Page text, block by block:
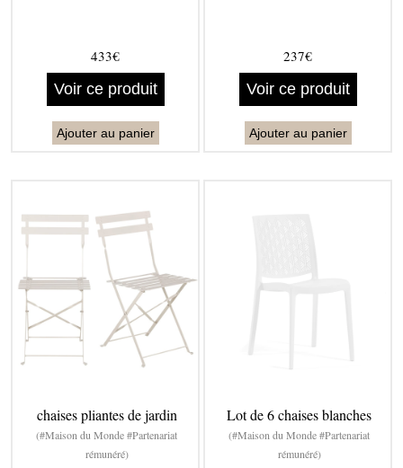
433€
Voir ce produit
Ajouter au panier
237€
Voir ce produit
Ajouter au panier
chaises pliantes de jardin
(#Maison du Monde #Partenariat
rémunéré)
Lot de 6 chaises blanches
(#Maison du Monde #Partenariat
rémunéré)